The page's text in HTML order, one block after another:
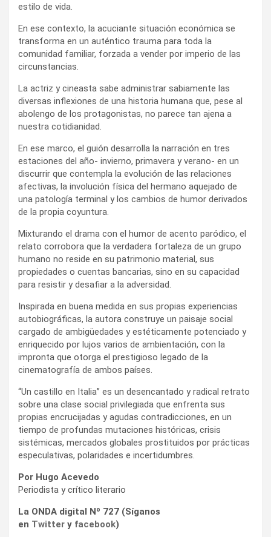
estilo de vida.
En ese contexto, la acuciante situación económica se
transforma en un auténtico trauma para toda la
comunidad familiar, forzada a vender por imperio de las
circunstancias.
La actriz y cineasta sabe administrar sabiamente las
diversas inflexiones de una historia humana que, pese al
abolengo de los protagonistas, no parece tan ajena a
nuestra cotidianidad.
En ese marco, el guión desarrolla la narración en tres
estaciones del año- invierno, primavera y verano- en un
discurrir que contempla la evolución de las relaciones
afectivas, la involución física del hermano aquejado de
una patología terminal y los cambios de humor derivados
de la propia coyuntura.
Mixturando el drama con el humor de acento paródico, el
relato corrobora que la verdadera fortaleza de un grupo
humano no reside en su patrimonio material, sus
propiedades o cuentas bancarias, sino en su capacidad
para resistir y desafiar a la adversidad.
Inspirada en buena medida en sus propias experiencias
autobiográficas, la autora construye un paisaje social
cargado de ambigüedades y estéticamente potenciado y
enriquecido por lujos varios de ambientación, con la
impronta que otorga el prestigioso legado de la
cinematografía de ambos países.
“Un castillo en Italia” es un desencantado y radical retrato
sobre una clase social privilegiada que enfrenta sus
propias encrucijadas y agudas contradicciones, en un
tiempo de profundas mutaciones históricas, crisis
sistémicas, mercados globales prostituidos por prácticas
especulativas, polaridades e incertidumbres.
Por Hugo Acevedo
Periodista y crítico literario
La ONDA digital Nº 727 (Síganos
en Twitter y facebook)